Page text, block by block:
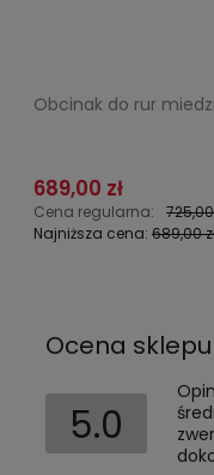
Obcinak do rur
689,00 zł
Cena regularna:
725,00
Najniższa cena: 689,00
Ocena sklepu
5.0